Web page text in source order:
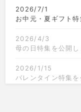
2026/7/1
お中元・夏ギフト特
2026/4/3
母の日特集を公開し
2026/1/15
バレンタイン特集を
クリスマス限定の